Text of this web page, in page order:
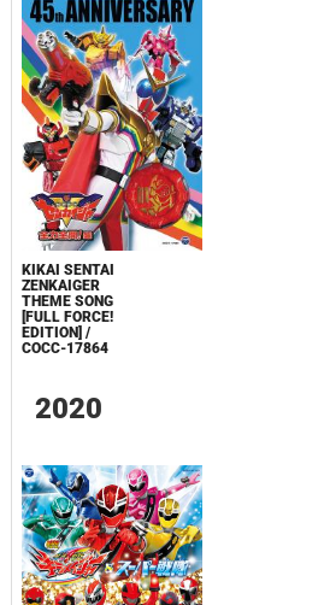
KIKAI SENTAI
ZENKAIGER
THEME SONG
[FULL FORCE!
EDITION] /
COCC-17864
2020